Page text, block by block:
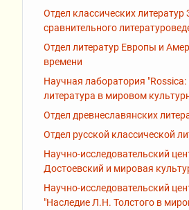
Отдел классических литератур
сравнительного
Отдел литератур Европы и
времени
Научная лаборатория "Rossiсa:
литература в мировом
Отдел древнеславянских
Отдел русской классической
Научно-исследовательский
Достоевский и мировая
Научно-исследовательский
"Наследие Л.Н. Толстого в